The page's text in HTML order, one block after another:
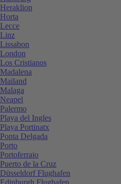
Heraklion
Horta
Lecce
Linz
Lissabon
London
Los Cristianos
Madalena
Mailand
Malaga
Neapel
Palermo
Playa del Ingles
Playa Portinatx
Ponta Delgada
Porto
Portoferraio
Puerto de la Cruz
Düsseldorf Flughafen
Edinburgh Flughafen